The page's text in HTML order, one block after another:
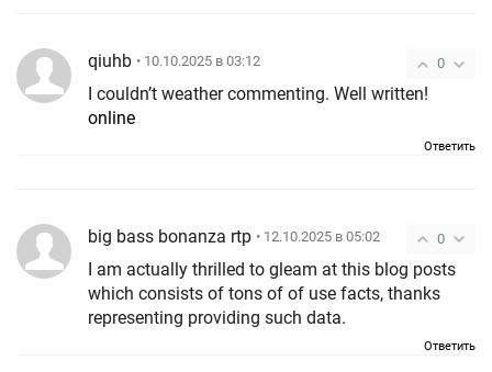
0
qiuhb • 10.10.2025 в 03:12
I couldn’t weather commenting. Well written!
online
Ответить
0
big bass bonanza rtp • 12.10.2025 в 05:02
I am actually thrilled to gleam at this blog posts
which consists of tons of of use facts, thanks
representing providing such data.
Ответить